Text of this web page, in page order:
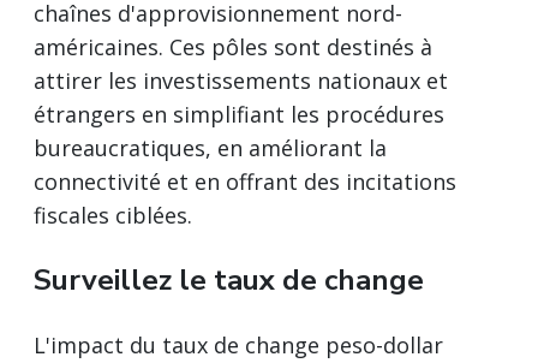
chaînes d'approvisionnement nord-
américaines. Ces pôles sont destinés à
attirer les investissements nationaux et
étrangers en simplifiant les procédures
bureaucratiques, en améliorant la
connectivité et en offrant des incitations
fiscales ciblées.
Surveillez le taux de change
L'impact du taux de change peso-dollar